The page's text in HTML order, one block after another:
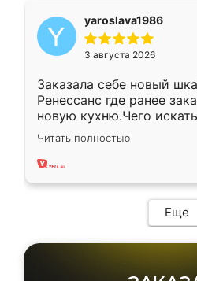
yaroslava1986
3 августа 2026
Заказала себе новый
Ренессанс где ранее
новую кухню.Чего
вполне довольна.
два года, нареканий нет.
Читать полностью
Еще